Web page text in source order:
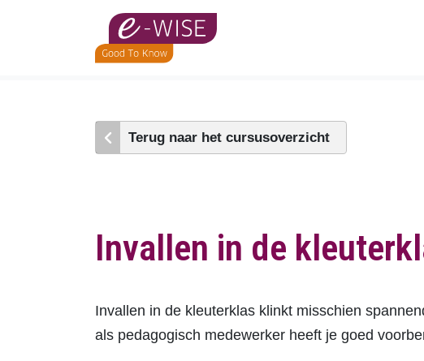
Terug naar het cursusoverzicht
Invallen in de
Invallen in de kleuterklas klinkt misschien
als pedagogisch medewerker heeft je goed